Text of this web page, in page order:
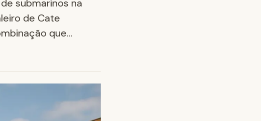
submarinos na
de Cate
que…